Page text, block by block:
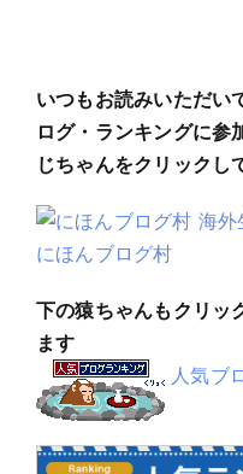
いつもお読みいただい
ログ・ランキングに参
じちゃんをクリックし
にほんブログ村
下の猿ちゃんもクリッ
ます
人気ブ